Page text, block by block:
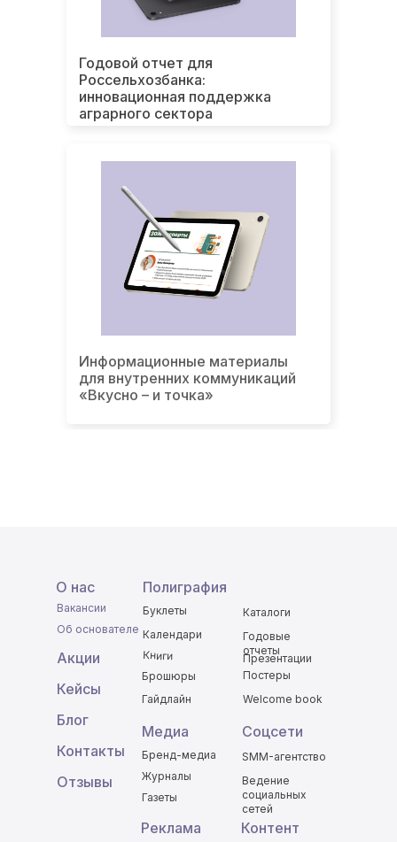
Годовой отчет для
Россельхозбанка:
инновационная поддержка
аграрного сектора
Информационные материалы
для внутренних коммуникаций
«Вкусно – и точка»
Реклама
Медиа
Бренд-медиа
Журналы
Газеты
Кейсы
Блог
Соцсети
Ведение
социальных
сетей
SMM-агентство
О нас
Контакты
Отзывы
Контент
Акции
Буклеты
Календари
Гайдлайн Welcome book
Книги
Годовые
отчеты
Каталоги
Полиграфия
Презентации
Брошюры
Постеры
Об основателе
Вакансии